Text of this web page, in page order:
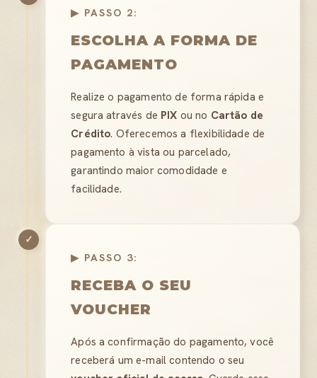
▶ PASSO 2:
ESCOLHA A FORMA DE
PAGAMENTO
Realize o pagamento de forma rápida e
segura através de PIX ou no Cartão de
Crédito. Oferecemos a flexibilidade de
pagamento à vista ou parcelado,
garantindo maior comodidade e
facilidade.
✓
▶ PASSO 3:
RECEBA O SEU
VOUCHER
Após a confirmação do pagamento, você
receberá um e-mail contendo o seu